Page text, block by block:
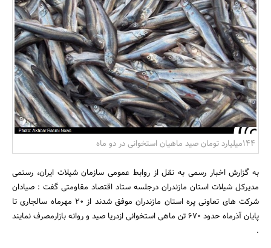
بانک، بیمه و سرمایه
مسکن و ساختمان
144میلیارد تومان صید ماهیان استخوانی در دو ماه
به گزارش اخبار رسمی به نقل از روابط عمومی سازمان شیلات ایران، رستمی
مدیرکل شیلات استان مازندران درجلسه ستاد اقتصاد مقاومتی گفت : صیادان
شرکت های تعاونی پره استان مازندران موفق شدند از 20 مهرماه سالجاری تا
پایان آذرماه حدود 670 تن ماهی استخوانی ازدریا صید و روانه بازارمصرف نمایند
.